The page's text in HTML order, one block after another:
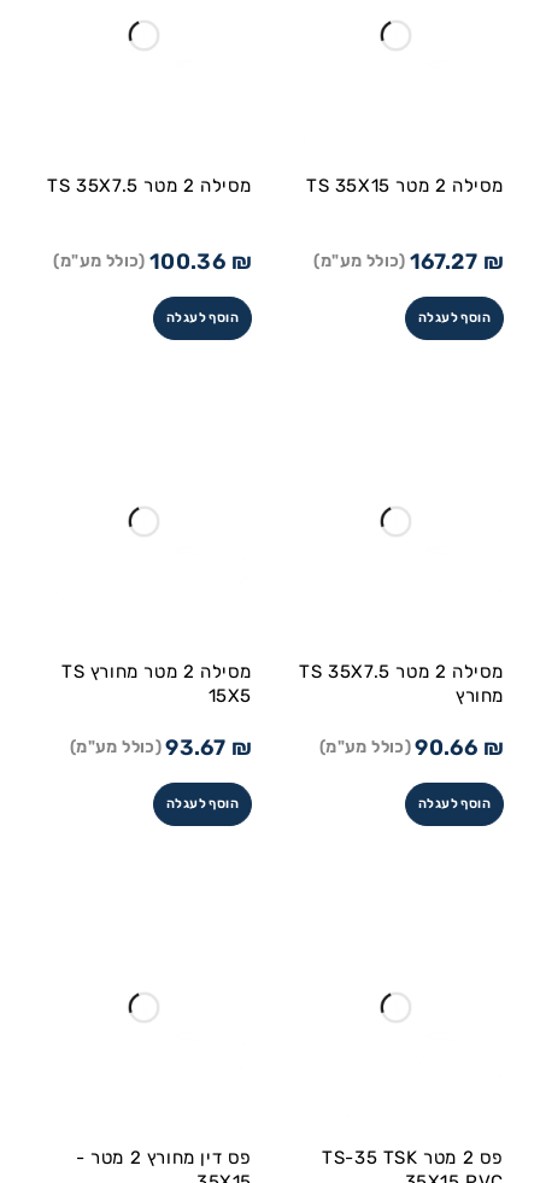
מסילה 2 מטר TS 35X15
167.27 ₪ (כולל מע"מ)
הוסף לעגלה
מסילה 2 מטר TS 35X7.5
100.36 ₪ (כולל מע"מ)
הוסף לעגלה
מסילה 2 מטר TS 35X7.5
מחורץ
90.66 ₪ (כולל מע"מ)
הוסף לעגלה
מסילה 2 מטר מחורץ TS
15X5
93.67 ₪ (כולל מע"מ)
הוסף לעגלה
פס 2 מטר TS-35 TSK
פס דין מחורץ 2 מטר -